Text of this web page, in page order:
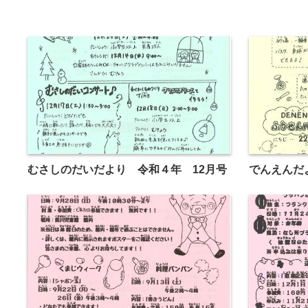
むさしのだいだより 令和４年 12月号 でんえん